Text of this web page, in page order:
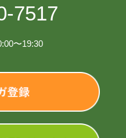
7517
〜19:30